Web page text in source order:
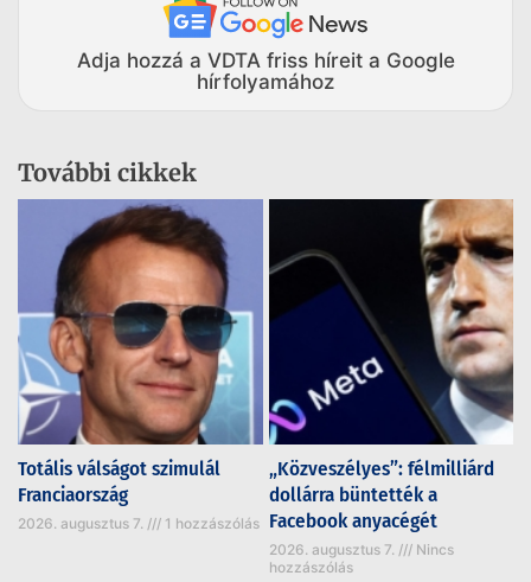
Adja hozzá a VDTA friss híreit a Google
hírfolyamához
További cikkek
Totális válságot szimulál
Franciaország
2026. augusztus 7. 1 hozzászólás
„Közveszélyes”: félmilliárd
dollárra büntették a
Facebook anyacégét
2026. augusztus 7.
Nincs
hozzászólás